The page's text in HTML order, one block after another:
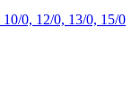
0, 12/0, 13/0, 15/0